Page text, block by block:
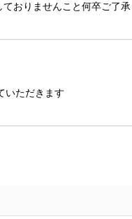
おりませんこと何卒ご了承
いただきます